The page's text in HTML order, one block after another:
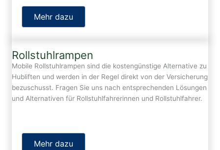
Mehr dazu
Rollstuhlrampen
Mobile Rollstuhlrampen sind die kostengünstige Alternative zu
Hubliften und werden in der Regel direkt von der Versicherung
bezuschusst. Fragen Sie uns nach entsprechenden Lösungen
und Alternativen für Rollstuhlfahrerinnen und Rollstuhlfahrer.
Mehr dazu